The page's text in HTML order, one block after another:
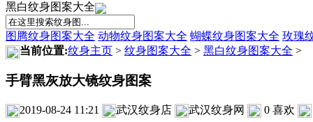
黑白纹身图案大全
图腾纹身图案大全 动物纹身图案大全 蝴蝶纹身图案大全 玫瑰
当前位置:纹身主页 > 纹身图案大全 > 黑白纹身图案大全 >
手臂黑灰放大镜纹身图案
2019-08-24 11:21 武汉纹身店 武汉纹身网 0 喜欢